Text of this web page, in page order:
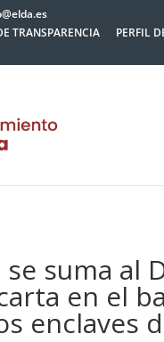
TRANSPARENCIA PERFIL
se suma al
en el
enclaves